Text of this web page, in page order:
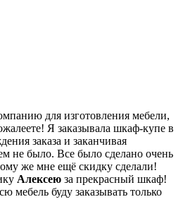
для изготовления мебели,
Я заказывала шкаф-купе в
заказа и заканчивая
не было. Все было сделано очень
же мне ещё скидку сделали!
Алексею за прекрасный шкаф!
мебель буду заказывать только